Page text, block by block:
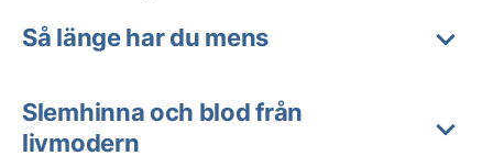
Så länge har du mens
Slemhinna och blod från
livmodern